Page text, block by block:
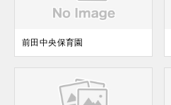
前田中央保育園